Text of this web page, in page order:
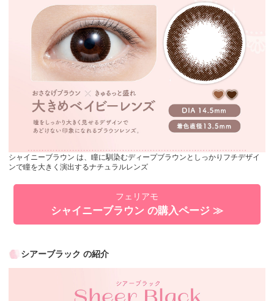
シャイニーブラウン は、瞳に馴染むディープブラウンとしっかりフチデザイ
ンで瞳を大きく演出するナチュラルレンズ
フェリアモ
シャイニーブラウン の購入ページ ≫
シアーブラック の紹介